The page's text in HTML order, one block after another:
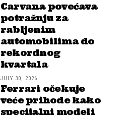
Carvana povećava
potražnju za
rabljenim
automobilima do
rekordnog
kvartala
JULY 30, 2026
Ferrari očekuje
veće prihode kako
specijalni modeli